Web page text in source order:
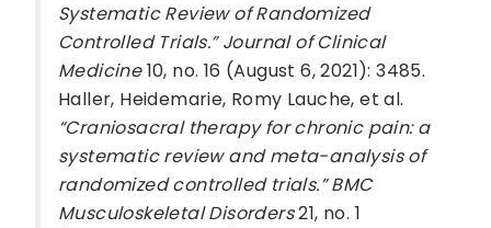
Systematic Review of Randomized
Controlled Trials.” Journal of Clinical
Medicine10, no. 16 (August 6, 2021): 3485.
Haller, Heidemarie, Romy Lauche, et al.
“Craniosacral therapy for chronic pain: a
systematic review and meta-analysis of
randomized controlled trials.” BMC
Musculoskeletal Disorders21, no. 1